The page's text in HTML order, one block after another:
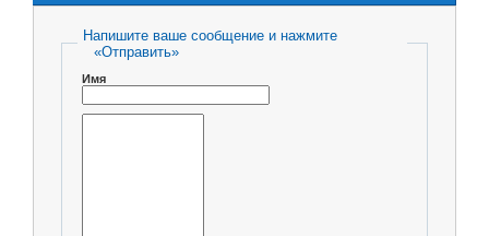
Напишите ваше сообщение и нажмите
«Отправить»
Имя